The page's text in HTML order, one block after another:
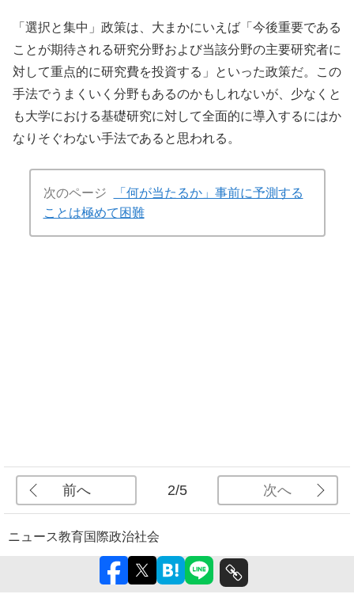
「選択と集中」政策は、大まかにいえば「今後重要である
ことが期待される研究分野および当該分野の主要研究者に
対して重点的に研究費を投資する」といった政策だ。この
手法でうまくいく分野もあるのかもしれないが、少なくと
も大学における基礎研究に対して全面的に導入するにはか
なりそぐわない手法であると思われる。
次のページ
「何が当たるか」事前に予測する
ことは極めて困難
前へ 2/5 次へ
ニュース教育国際政治社会